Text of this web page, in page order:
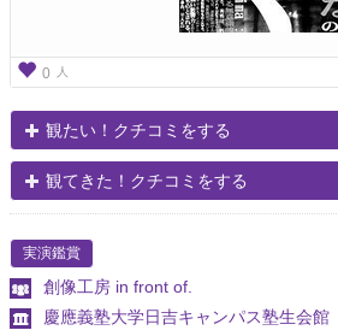
0 人
観たい！クチコミをする
観てきた！クチコミをする
実演鑑賞
創像工房 in front of.
慶應義塾大学日吉キャンパス塾生会館